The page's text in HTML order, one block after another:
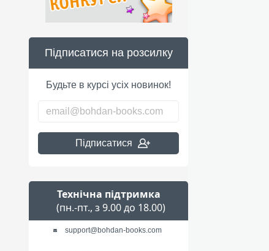
Підписатися на розсилку
Будьте в курсі усіх новинок!
Підписатися
Технічна підтримка
(пн.-пт., з 9.00 до 18.00)
support@bohdan-books.com